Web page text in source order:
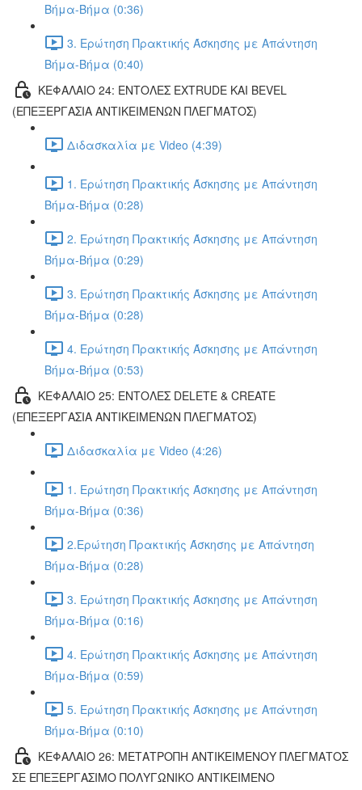
Βήμα-Βήμα (0:36)
3. Ερώτηση Πρακτικής Άσκησης με Απάντηση
Βήμα-Βήμα (0:40)
ΚΕΦΑΛΑΙΟ 24: ΕΝΤΟΛΕΣ EXTRUDE ΚΑΙ BEVEL
(ΕΠΕΞΕΡΓΑΣΙΑ ΑΝΤΙΚΕΙΜΕΝΩΝ ΠΛΕΓΜΑΤΟΣ)
Διδασκαλία με Video (4:39)
1. Ερώτηση Πρακτικής Άσκησης με Απάντηση
Βήμα-Βήμα (0:28)
2. Ερώτηση Πρακτικής Άσκησης με Απάντηση
Βήμα-Βήμα (0:29)
3. Ερώτηση Πρακτικής Άσκησης με Απάντηση
Βήμα-Βήμα (0:28)
4. Ερώτηση Πρακτικής Άσκησης με Απάντηση
Βήμα-Βήμα (0:53)
ΚΕΦΑΛΑΙΟ 25: ΕΝΤΟΛΕΣ DELETE & CREATE
(ΕΠΕΞΕΡΓΑΣΙΑ ΑΝΤΙΚΕΙΜΕΝΩΝ ΠΛΕΓΜΑΤΟΣ)
Διδασκαλία με Video (4:26)
1. Ερώτηση Πρακτικής Άσκησης με Απάντηση
Βήμα-Βήμα (0:36)
2.Ερώτηση Πρακτικής Άσκησης με Απάντηση
Βήμα-Βήμα (0:28)
3. Ερώτηση Πρακτικής Άσκησης με Απάντηση
Βήμα-Βήμα (0:16)
4. Ερώτηση Πρακτικής Άσκησης με Απάντηση
Βήμα-Βήμα (0:59)
5. Ερώτηση Πρακτικής Άσκησης με Απάντηση
Βήμα-Βήμα (0:10)
ΚΕΦΑΛΑΙΟ 26: ΜΕΤΑΤΡΟΠΗ ΑΝΤΙΚΕΙΜΕΝΟΥ ΠΛΕΓΜΑΤΟΣ
ΣΕ ΕΠΕΞΕΡΓΑΣΙΜΟ ΠΟΛΥΓΩΝΙΚΟ ΑΝΤΙΚΕΙΜΕΝΟ